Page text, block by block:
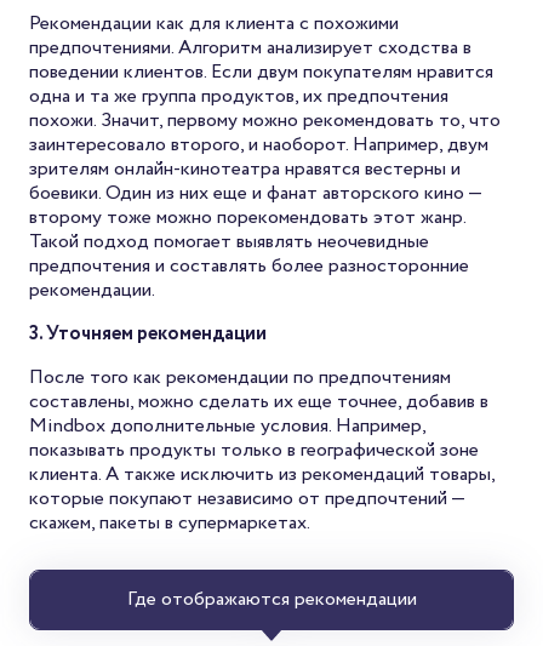
Рекомендации как для клиента с похожими
предпочтениями. Алгоритм анализирует сходства в
поведении клиентов. Если двум покупателям нравится
одна и та же группа продуктов, их предпочтения
похожи. Значит, первому можно рекомендовать то, что
заинтересовало второго, и наоборот. Например, двум
зрителям онлайн-кинотеатра нравятся вестерны и
боевики. Один из них еще и фанат авторского кино —
второму тоже можно порекомендовать этот жанр.
Такой подход помогает выявлять неочевидные
предпочтения и составлять более разносторонние
рекомендации.
3. Уточняем рекомендации
После того как рекомендации по предпочтениям
составлены, можно сделать их еще точнее, добавив в
Mindbox дополнительные условия. Например,
показывать продукты только в географической зоне
клиента. А также исключить из рекомендаций товары,
которые покупают независимо от предпочтений —
скажем, пакеты в супермаркетах.
Где отображаются рекомендации